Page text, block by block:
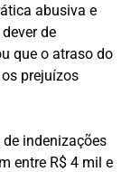
abusiva e
de
que o atraso do
prejuízos
indenizações
entre R$ 4 mil e